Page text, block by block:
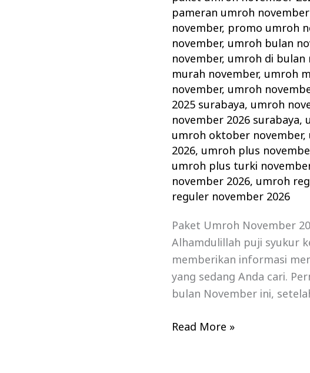
pameran umroh
november, promo umroh
november, umroh bulan
november, umroh di bulan
murah november, umroh
november, umroh
2025 surabaya, umroh
november 2026 surabaya,
umroh oktober november,
2026, umroh plus
umroh plus turki
november 2026, umroh
reguler november 2026
Paket Umroh November
Alhamdulillah puji syukur
memberikan informasi
yang sedang Anda cari.
bulan November ini,
Read More »